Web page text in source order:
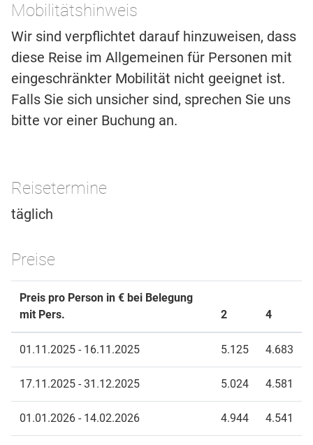
Mobilitätshinweis
Wir sind verpflichtet darauf hinzuweisen, dass
diese Reise im Allgemeinen für Personen mit
eingeschränkter Mobilität nicht geeignet ist.
Falls Sie sich unsicher sind, sprechen Sie uns
bitte vor einer Buchung an.
Reisetermine
täglich
Preise
Preis pro Person in € bei Belegung
mit Pers.
2 4
01.11.2025 - 16.11.2025 5.125 4.683
17.11.2025 - 31.12.2025 5.024 4.581
01.01.2026 - 14.02.2026 4.944 4.541